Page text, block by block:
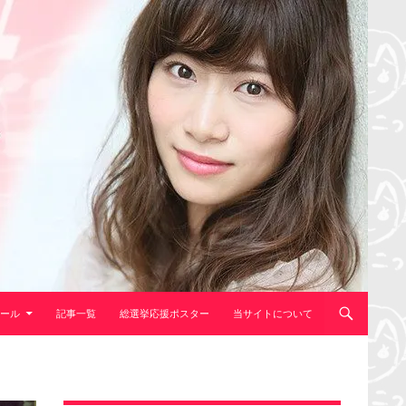
ル 記事一覧 総選挙応援ポスター 当サイトについて